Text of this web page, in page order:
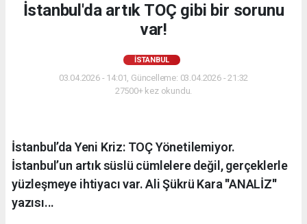
İstanbul'da artık TOÇ gibi bir sorunu
var!
İSTANBUL
03.04.2026 - 14:01, Güncelleme: 03.04.2026 - 21:32
27500+ kez okundu.
İstanbul’da Yeni Kriz: TOÇ Yönetilemiyor.
İstanbul’un artık süslü cümlelere değil, gerçeklerle
yüzleşmeye ihtiyacı var. Ali Şükrü Kara ''ANALİZ''
yazısı...